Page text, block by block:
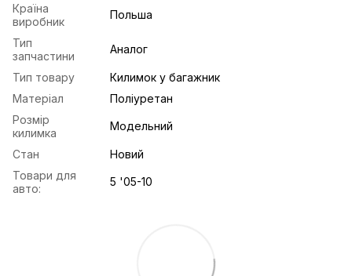
Країна
виробник
Польша
Тип
запчастини
Аналог
Тип товару
Килимок у багажник
Матеріал
Поліуретан
Розмір
килимка
Модельний
Стан
Новий
Товари для
авто:
5 '05-10